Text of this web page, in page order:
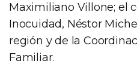
Maximiliano Villone; el
Inocuidad, Néstor
región y de la
Familiar.